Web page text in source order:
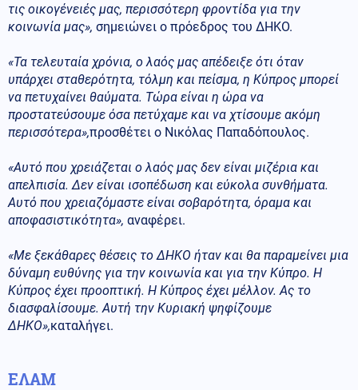
τις οικογένειές μας, περισσότερη φροντίδα για την
κοινωνία μας», σημειώνει ο πρόεδρος του ΔΗΚΟ.
«Τα τελευταία χρόνια, ο λαός μας απέδειξε ότι όταν
υπάρχει σταθερότητα, τόλμη και πείσμα, η Κύπρος μπορεί
να πετυχαίνει θαύματα. Τώρα είναι η ώρα να
προστατεύσουμε όσα πετύχαμε και να χτίσουμε ακόμη
περισσότερα»,προσθέτει ο Νικόλας Παπαδόπουλος.
«Αυτό που χρειάζεται ο λαός μας δεν είναι μιζέρια και
απελπισία. Δεν είναι ισοπέδωση και εύκολα συνθήματα.
Αυτό που χρειαζόμαστε είναι σοβαρότητα, όραμα και
αποφασιστικότητα», αναφέρει.
«Με ξεκάθαρες θέσεις το ΔΗΚΟ ήταν και θα παραμείνει μια
δύναμη ευθύνης για την κοινωνία και για την Κύπρο. Η
Κύπρος έχει προοπτική. Η Κύπρος έχει μέλλον. Ας το
διασφαλίσουμε. Αυτή την Κυριακή ψηφίζουμε
ΔΗΚΟ»,καταλήγει.
ΕΛΑΜ